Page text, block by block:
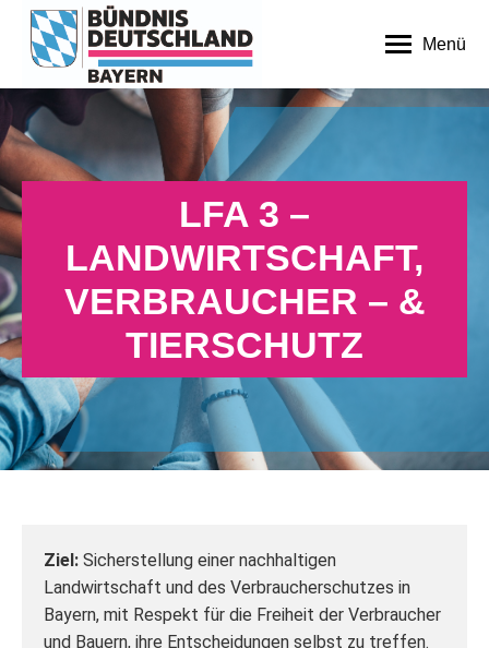
Menü
LFA 3 –
LANDWIRTSCHAFT,
VERBRAUCHER – &
TIERSCHUTZ
Ziel: Sicherstellung einer nachhaltigen
Landwirtschaft und des Verbraucherschutzes in
Bayern, mit Respekt für die Freiheit der Verbraucher
und Bauern, ihre Entscheidungen selbst zu treffen.